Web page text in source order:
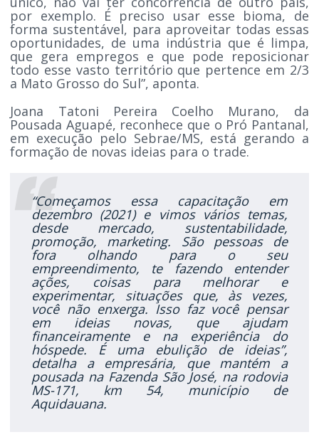
por exemplo. É preciso usar esse bioma, de
forma sustentável, para aproveitar todas essas
oportunidades, de uma indústria que é limpa,
que gera empregos e que pode reposicionar
todo esse vasto território que pertence em 2/3
a Mato Grosso do Sul”, aponta.
Joana Tatoni Pereira Coelho Murano, da
Pousada Aguapé, reconhece que o Pró Pantanal,
em execução pelo Sebrae/MS, está gerando a
formação de novas ideias para o trade.
“Começamos essa capacitação em
dezembro (2021) e vimos vários temas,
desde mercado, sustentabilidade,
promoção, marketing. São pessoas de
fora olhando para o seu
empreendimento, te fazendo entender
ações, coisas para melhorar e
experimentar, situações que, às vezes,
você não enxerga. Isso faz você pensar
em ideias novas, que ajudam
financeiramente e na experiência do
hóspede. É uma ebulição de ideias”,
detalha a empresária, que mantém a
pousada na Fazenda São José, na rodovia
MS-171, km 54, município de
Aquidauana.